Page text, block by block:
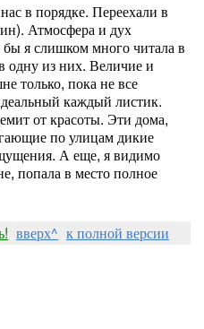
в порядке. Переехали в
Атмосфера и дух
бы я слишком много читала в
одну из них. Величие и
только, пока не все
каждый листик.
от красоты. Эти дома,
по улицам дикие
А еще, я видимо
попала в место полное
вверх^ к полной версии